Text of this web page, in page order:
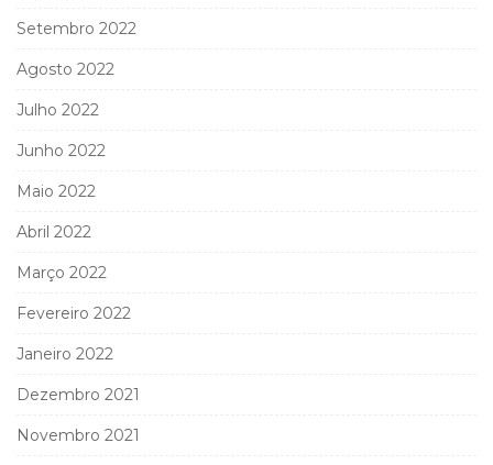
Setembro 2022
Agosto 2022
Julho 2022
Junho 2022
Maio 2022
Abril 2022
Março 2022
Fevereiro 2022
Janeiro 2022
Dezembro 2021
Novembro 2021